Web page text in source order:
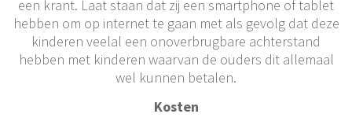
een krant. Laat staan dat zij een smartphone of tablet
hebben om op internet te gaan met als gevolg dat deze
kinderen veelal een onoverbrugbare achterstand
hebben met kinderen waarvan de ouders dit allemaal
wel kunnen betalen.
Kosten